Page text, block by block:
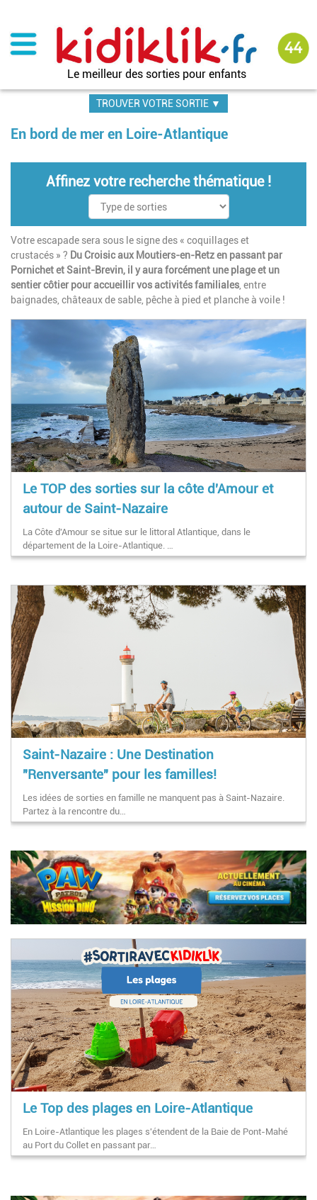
contenu
principal
Le meilleur des sorties pour enfants
TROUVER VOTRE SORTIE ▼
En bord de mer en Loire-Atlantique
Affinez votre recherche thématique !
Votre escapade sera sous le signe des « coquillages et
crustacés » ? Du Croisic aux Moutiers-en-Retz en passant par
Pornichet et Saint-Brevin, il y aura forcément une plage et un
sentier côtier pour accueillir vos activités familiales, entre
baignades, châteaux de sable, pêche à pied et planche à voile !
Le TOP des sorties sur la côte d'Amour et
autour de Saint-Nazaire
La Côte d'Amour se situe sur le littoral Atlantique, dans le
département de la Loire-Atlantique. …
Saint-Nazaire : Une Destination
"Renversante" pour les familles!
Les idées de sorties en famille ne manquent pas à Saint-Nazaire.
Partez à la rencontre du…
Le Top des plages en Loire-Atlantique
En Loire-Atlantique les plages s'étendent de la Baie de Pont-Mahé
au Port du Collet en passant par…